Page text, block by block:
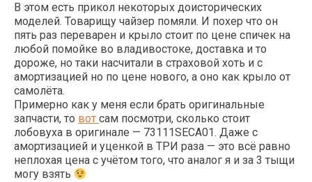
В этом есть прикол некоторых доисторических
моделей. Товарищу чайзер помяли. И похер что он
пять раз переварен и крыло стоит по цене спичек на
любой помойке во владивостоке, доставка и то
дороже, но таки насчитали в страховой хоть и с
амортизацией но по цене нового, а оно как крыло от
самолёта.
Примерно как у меня если брать оригинальные
запчасти, то вотсам посмотри, сколько стоит
лобовуха в оригинале — 73111SECA01. Даже с
амортизацией и уценкой в ТРИ раза — это всё равно
неплохая цена с учётом того, что аналог я и за 3 тыщи
могу взять